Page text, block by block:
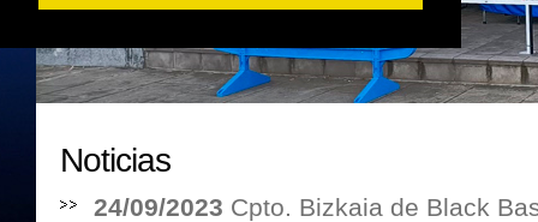
Noticias
24/09/2023 Cpto. Bizkaia de Black